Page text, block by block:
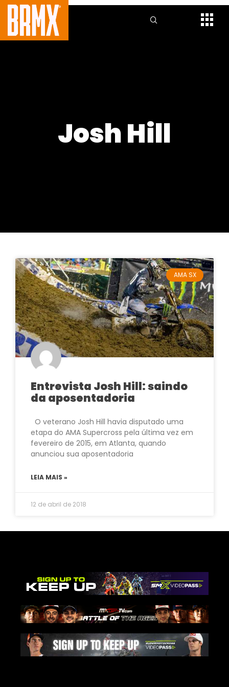
Josh Hill
AMA SX
Entrevista Josh Hill: saindo
da aposentadoria
O veterano Josh Hill havia disputado uma
etapa do AMA Supercross pela última vez em
fevereiro de 2015, em Atlanta, quando
anunciou sua aposentadoria
LEIA MAIS »
12 de abril de 2018